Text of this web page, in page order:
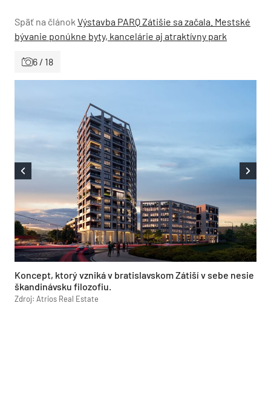
Späť na článok Výstavba PARQ Zátišie sa začala. Mestské
bývanie ponúkne byty, kancelárie aj atraktívny park
6 / 18
Koncept, ktorý vzniká v bratislavskom Zátiší v sebe nesie
škandinávsku filozofiu.
Zdroj: Atrios Real Estate